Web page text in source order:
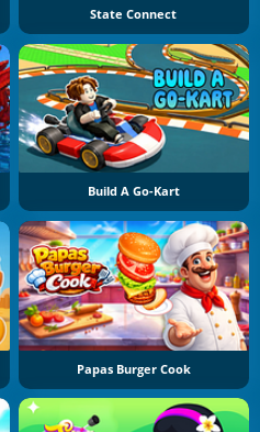
State Connect
Build A Go-Kart
Papas Burger Cook